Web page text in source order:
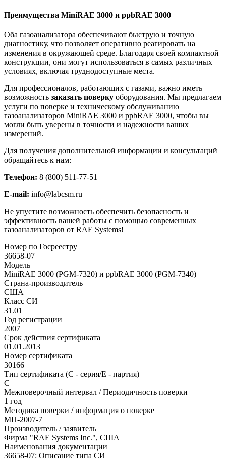
Преимущества MiniRAE 3000 и ppbRAE 3000
Оба газоанализатора обеспечивают быструю и точную
диагностику, что позволяет оперативно реагировать на
изменения в окружающей среде. Благодаря своей компактной
конструкции, они могут использоваться в самых различных
условиях, включая труднодоступные места.
Для профессионалов, работающих с газами, важно иметь
возможность заказать поверку оборудования. Мы предлагаем
услуги по поверке и техническому обслуживанию
газоанализаторов MiniRAE 3000 и ppbRAE 3000, чтобы вы
могли быть уверены в точности и надежности ваших
измерений.
Для получения дополнительной информации и консультаций
обращайтесь к нам:
Телефон: 8 (800) 511-77-51
E-mail: info@labcsm.ru
Не упустите возможность обеспечить безопасность и
эффективность вашей работы с помощью современных
газоанализаторов от RAE Systems!
Номер по Госреестру
36658-07
Модель
MiniRAE 3000 (PGM-7320) и ppbRAE 3000 (PGM-7340)
Страна-производитель
США
Класс СИ
31.01
Год регистрации
2007
Срок действия сертификата
01.01.2013
Номер сертификата
30166
Тип сертификата (C - серия/E - партия)
С
Межповерочный интервал / Периодичность поверки
1 год
Методика поверки / информация о поверке
МП-2007-7
Производитель / заявитель
Фирма "RAE Systems Inc.", США
Наименования документации
36658-07: Описание типа СИ